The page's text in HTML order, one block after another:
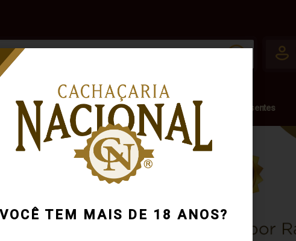
VOCÊ TEM MAIS DE 18 ANOS?
Acessórios
Outras
Bebidas
Marcas Presentes